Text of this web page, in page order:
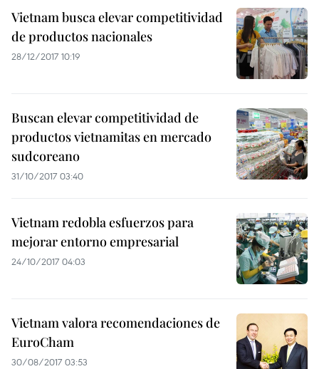
Vietnam busca elevar competitividad
de productos nacionales
28/12/2017 10:19
Buscan elevar competitividad de
productos vietnamitas en mercado
sudcoreano
31/10/2017 03:40
Vietnam redobla esfuerzos para
mejorar entorno empresarial
24/10/2017 04:03
Vietnam valora recomendaciones de
EuroCham
30/08/2017 03:53